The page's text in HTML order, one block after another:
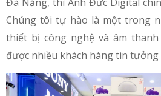
Đà Nẵng, thì Anh Đức Digital
Chúng tôi tự hào là một trong
thiết bị công nghệ và âm
được nhiều khách hàng tin tưởng